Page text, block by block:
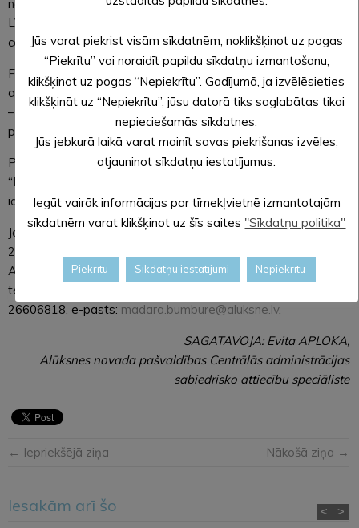
novada pašvaldībā, Dārza ielā 11, Alūksnē, Alūksnes novadā,
LV-4301, sūtot pa pastu vai iesniedzot klientu apkalpošanas
centrā, vai arī elektroniski uz e-pastu:dome@aluksne.lv.
Fiziskām personām jānorāda vārds, uzvārds, dzīvesvietas
adrese/e-pasta adrese, tālruņa numurs, juridiskām personām
– nosaukums, reģistrācijas numurs, darbības vietas adrese/e-
pasta adrese, kontaktpersona un tās tālruņa numurs.
Priekšlikumus iesniegt ir iespējams arī Ģeoportālā, nospiežot
“Iesniegt priekšlikumu” un autentificējoties ar elektronisko
identifikācijas pakalpojumu sniedzēju.
Jautājumos par Alūksnes novada Teritorijas plānojuma
2015.-2027. gadam grozījumiem lūdzam vērsties pie
Alūksnes novada pašvaldības Centrālās administrācijas
teritorijas plānotājas Madaras Ziņģes-Bumbures, tālrunis:
26606818, e-pasts: madara.bumbure@aluksne.lv.
SAGATAVOJA: Evita APLOKA,
Alūksnes novada pašvaldības Centrālās administrācijas
sabiedrisko attiecību speciāliste
← Iepriekšējā ziņa Nākošā ziņa →
Iesakām arī šo < >
Jūs varat piekrist visām sīkdatnēm, noklikšķinot uz pogas
“Piekrītu” vai noraidīt papildu sīkdatņu izmantošanu,
klikšķinot uz pogas “Nepiekrītu”. Gadījumā, ja izvēlēsieties
klikšķināt uz “Nepiekrītu”, jūsu datorā tiks saglabātas tikai
nepieciešamās sīkdatnes.
Jūs jebkurā laikā varat mainīt savas piekrišanas izvēles,
atjauninot sīkdatņu iestatījumus.
Iegūt vairāk informācijas par tīmekļvietnē izmantotajām
sīkdatnēm varat klikšķinot uz šīs saites "Sīkdatņu politika"
Piekrītu Sīkdatņu iestatījumi Nepiekrītu